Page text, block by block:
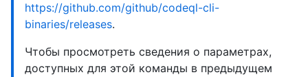
https://github.com/github/codeql-cli-
binaries/releases.
Чтобы просмотреть сведения о параметрах,
доступных для этой команды в предыдущем